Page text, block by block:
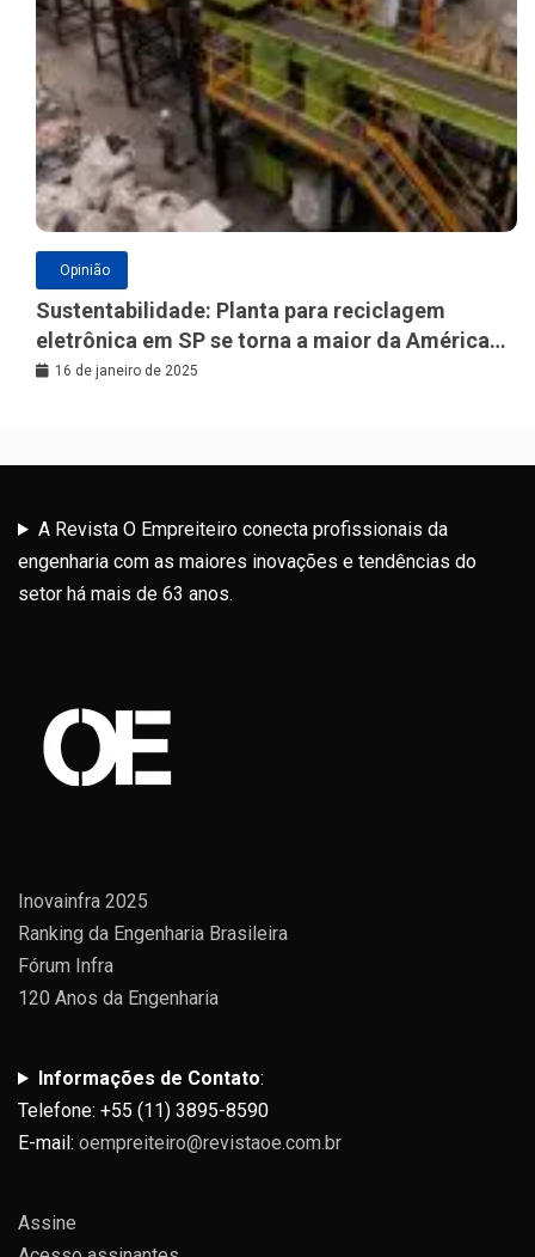
Opinião
Sustentabilidade: Planta para reciclagem
eletrônica em SP se torna a maior da América
Latina
16 de janeiro de 2025
A Revista O Empreiteiro conecta profissionais da
engenharia com as maiores inovações e tendências do
setor há mais de 63 anos.
Inovainfra 2025
Ranking da Engenharia Brasileira
Fórum Infra
120 Anos da Engenharia
Informações de Contato:
Telefone: +55 (11) 3895-8590
E-mail: oempreiteiro@revistaoe.com.br
Assine